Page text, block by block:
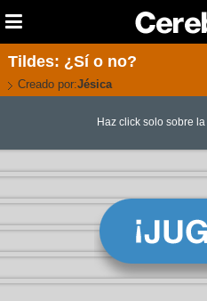
Tildes: ¿Sí o no?
Creado por:Jésica
Haz click solo sobre